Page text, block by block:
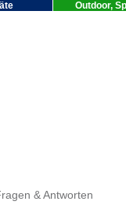
Outdoor,
& Antworten